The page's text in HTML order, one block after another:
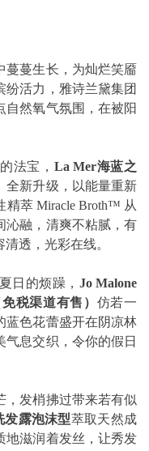
蔓生长，为灿烂笑靥
活力，雅诗兰黛集团
自然氧气氛围，在被阳
法宝， La Mer海蓝之
全新升级，以能量重新
精萃 Miracle Broth™ 从
沁融，清爽不粘腻，有
透，光彩在线。
的烦躁， Jo Malone
税渠道有售） 仿若一
蓝色花蕾盛开在阴凉林
息交织，令你的假日
发梢拂过带来若有似
发露泡沫型萃取天然成
地滋润着发丝，让秀发